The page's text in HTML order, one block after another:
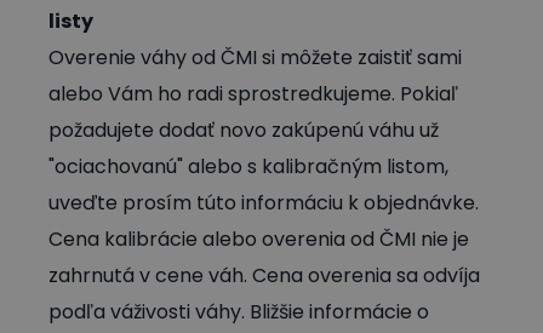
listy
Overenie váhy od ČMI si môžete zaistiť sami
alebo Vám ho radi sprostredkujeme. Pokiaľ
požadujete dodať novo zakúpenú váhu už
"ociachovanú" alebo s kalibračným listom,
uveďte prosím túto informáciu k objednávke.
Cena kalibrácie alebo overenia od ČMI nie je
zahrnutá v cene váh. Cena overenia sa odvíja
podľa váživosti váhy. Bližšie informácie o